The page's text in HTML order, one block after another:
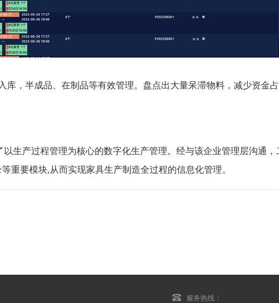
库，半成品、在制品等有效管理。盘点出大量呆滞物料，减少资金
生产过程管理为核心的数字化生产管理。经与该企业管理层沟通
重要模块,从而实现家具生产制造全过程的信息化管理。
服务热线：